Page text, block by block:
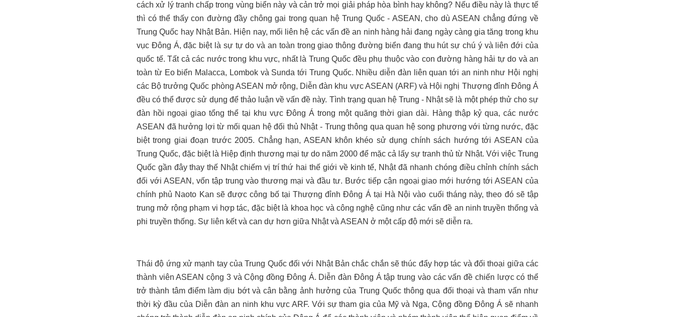
cách xử lý tranh chấp trong vùng biển này và cản trở mọi giải pháp hòa bình hay không? Nếu điều này là thực tế
thì có thể thấy con đường đầy chông gai trong quan hệ Trung Quốc - ASEAN, cho dù ASEAN chẳng đứng về
Trung Quốc hay Nhật Bản. Hiện nay, mối liên hệ các vấn đề an ninh hàng hải đang ngày càng gia tăng trong khu
vục Đông Á, đặc biệt là sự tự do và an toàn trong giao thông đường biển đang thu hút sự chú ý và liên đới của
quốc tế. Tất cả các nước trong khu vực, nhất là Trung Quốc đều phụ thuộc vào con đường hàng hải tự do và an
toàn từ Eo biển Malacca, Lombokvà Sunda tới Trung Quốc. Nhiều diễn đàn liên quan tới an ninh như Hội nghị
các Bộ trưởng Quốc phòng ASEAN mở rộng, Diễn đàn khu vực ASEAN (ARF) và Hội nghị Thượng đỉnh Đông Á
đều có thể được sử dụng để thảo luận về vấn đề này. Tình trạng quan hệ Trung - Nhật sẽ là một phép thử cho sự
đàn hồi ngoại giao tổng thể tại khu vực Đông Á trong một quãng thời gian dài. Hàng thập kỷ qua, các nước
ASEAN đã hưởng lợi từ mối quan hệ đối thủ Nhật - Trung thông qua quan hệ song phương với từng nước, đặc
biệt trong giai đoạn trước 2005. Chẳng hạn, ASEAN khôn khéo sử dụng chính sách hướng tới ASEAN của
Trung Quốc, đặc biệt là Hiệp định thương mại tự do năm 2000 để mặc cả lấy sự tranh thủ từ Nhật. Với việc Trung
Quốc gần đây thay thế Nhật chiếm vị trí thứ hai thế giới về kinh tế, Nhật đã nhanh chóng điều chỉnh chính sách
đối với ASEAN, vốn tập trung vào thương mại và đầu tư. Bước tiếp cận ngoại giao mới hướng tới ASEAN của
chính phủ Naoto Kan sẽ được công bố tại Thượng đỉnh Đông Á tại Hà Nội vào cuối tháng này, theo đó sẽ tập
trung mở rộng phạm vi hợp tác, đặc biệt là khoa học và công nghệ cũng như các vấn đề an ninh truyền thống và
phi truyền thống. Sự liên kết và can dự hơn giữa Nhật và ASEAN ở một cấp độ mới sẽ diễn ra.
Thái độ ứng xử mạnh tay của Trung Quốc đối với Nhật Bản chắc chắn sẽ thúc đẩy hợp tác và đối thoại giữa các
thành viên ASEAN cộng 3 và Cộng đồng Đông Á. Diễn đàn Đông Á tập trung vào các vấn đề chiến lược có thể
trở thành tâm điểm làm dịu bớt và cân bằng ảnh hưởng của Trung Quốc thông qua đối thoại và tham vấn như
thời kỳ đầu của Diễn đàn an ninh khu vực ARF. Với sự tham gia của Mỹ và Nga, Cộng đồng Đông Á sẽ nhanh